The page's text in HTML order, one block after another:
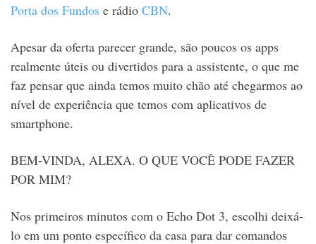
Porta dos Fundos e rádio CBN.
Apesar da oferta parecer grande, são poucos os apps
realmente úteis ou divertidos para a assistente, o que me
faz pensar que ainda temos muito chão até chegarmos ao
nível de experiência que temos com aplicativos de
smartphone.
BEM-VINDA, ALEXA. O QUE VOCÊ PODE FAZER
POR MIM?
Nos primeiros minutos com o Echo Dot 3, escolhi deixá-
lo em um ponto específico da casa para dar comandos